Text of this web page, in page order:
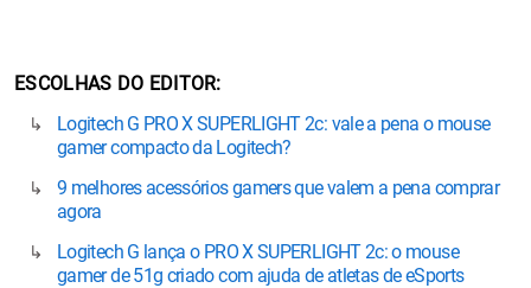
ESCOLHAS DO EDITOR
Logitech G PRO X SUPERLIGHT 2c: vale a pena o mouse
gamer compacto da Logitech?
9 melhores acessórios gamers que valem a pena comprar
agora
Logitech G lança o PRO X SUPERLIGHT 2c: o mouse
gamer de 51g criado com ajuda de atletas de eSports